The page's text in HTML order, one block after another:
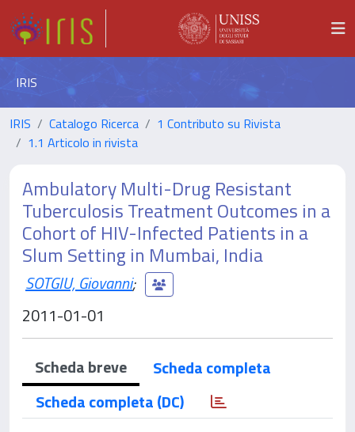
IRIS
IRIS Catalogo Ricerca
1 Contributo su Rivista
1.1 Articolo in rivista
Ambulatory Multi-Drug Resistant
Tuberculosis Treatment Outcomes in a
Cohort of HIV-Infected Patients in a
Slum Setting in Mumbai, India
SOTGIU, Giovanni;
2011-01-01
Scheda breve
Scheda completa
Scheda completa (DC)